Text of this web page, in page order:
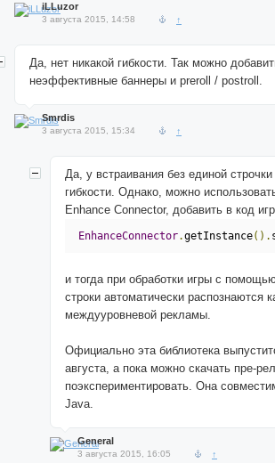
iLLuzor
3 августа 2015, 14:58 ↑
Да, нет никакой гибкости. Так можно
неэффективные баннеры и preroll / postroll.
Smrdis
3 августа 2015, 15:34 ↑
Да, у встраивания без единой
гибкости. Однако, можно
Enhance Connector, добавить в код
EnhanceConnector.getInstance().
и тогда при обработки игры с
строки автоматически распознаются
междууровневой рекламы.
Официально эта библиотека
августа, а пока можно скачать пре-
поэкспериментировать. Она
Java.
General
3 августа 2015, 16:05 ↑